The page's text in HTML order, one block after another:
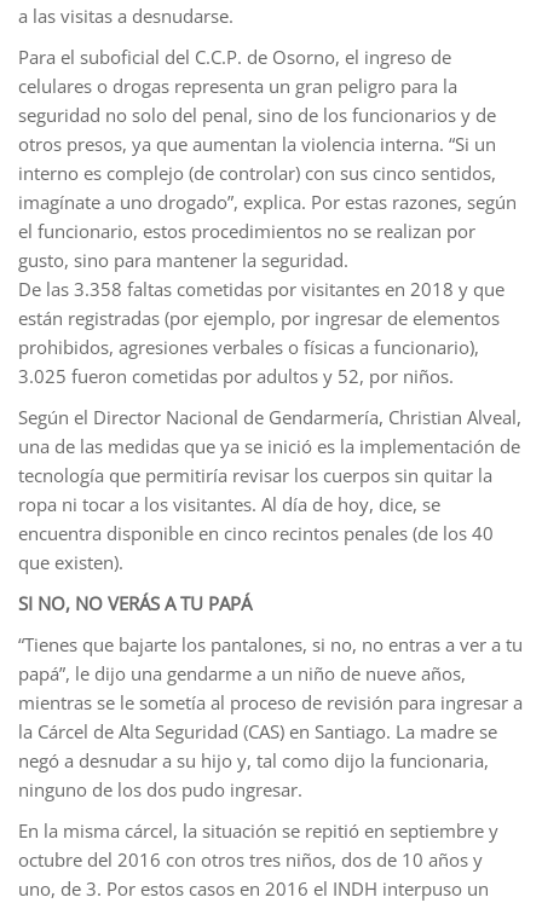
a las visitas a desnudarse.
Para el suboficial del C.C.P. de Osorno, el ingreso de
celulares o drogas representa un gran peligro para la
seguridad no solo del penal, sino de los funcionarios y de
otros presos, ya que aumentan la violencia interna. “Si un
interno es complejo (de controlar) con sus cinco sentidos,
imagínate a uno drogado”, explica. Por estas razones, según
el funcionario, estos procedimientos no se realizan por
gusto, sino para mantener la seguridad.
De las 3.358 faltas cometidas por visitantes en 2018 y que
están registradas (por ejemplo, por ingresar de elementos
prohibidos, agresiones verbales o físicas a funcionario),
3.025 fueron cometidas por adultos y 52, por niños.
Según el Director Nacional de Gendarmería, Christian Alveal,
una de las medidas que ya se inició es la implementación de
tecnología que permitiría revisar los cuerpos sin quitar la
ropa ni tocar a los visitantes. Al día de hoy, dice, se
encuentra disponible en cinco recintos penales (de los 40
que existen).
SI NO, NO VERÁS A TU PAPÁ
“Tienes que bajarte los pantalones, si no, no entras a ver a tu
papá”, le dijo una gendarme a un niño de nueve años,
mientras se le sometía al proceso de revisión para ingresar a
la Cárcel de Alta Seguridad (CAS) en Santiago. La madre se
negó a desnudar a su hijo y, tal como dijo la funcionaria,
ninguno de los dos pudo ingresar.
En la misma cárcel, la situación se repitió en septiembre y
octubre del 2016 con otros tres niños, dos de 10 años y
uno, de 3. Por estos casos en 2016 el INDH interpuso un